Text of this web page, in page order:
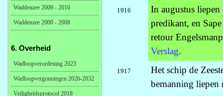
1916
In augustus
predikant, en
retour
Verslag.
1917
Het schip de
bemanning liepen
Waddenzee 2009 - 2016
Waddenzee 2000 - 2008
6. Overheid
Wadloopverordening 2023
Wadloopvergunningen 2026-2032
Veiligheidsprotocol 2018